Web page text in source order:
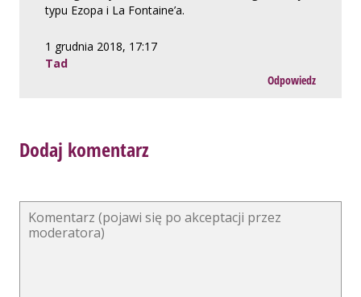
typu Ezopa i La Fontaine’a.
1 grudnia 2018, 17:17
Tad
Odpowiedz
Dodaj komentarz
Alternative: